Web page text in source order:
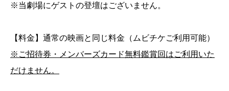
※当劇場にゲストの登壇はございません。
【料金】通常の映画と同じ料金（ムビチケご利用可能）
※ご招待券・メンバーズカード無料鑑賞回はご利用いた
だけません。